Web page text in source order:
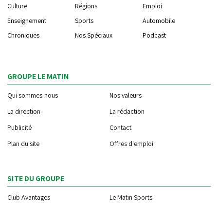
Culture
Régions
Emploi
Enseignement
Sports
Automobile
Chroniques
Nos Spéciaux Podcast
GROUPE LE MATIN
Qui sommes-nous
Nos valeurs
La direction
La rédaction
Publicité
Contact
Plan du site
Offres d'emploi
SITE DU GROUPE
Club Avantages Le Matin Sports